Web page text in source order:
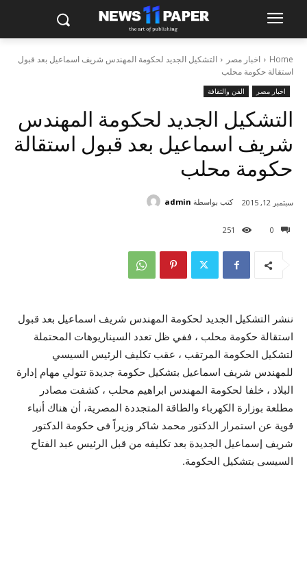
Home اخبار مصر
التشكيل الجديد لحكومة المهندس شريف اسماعيل بعد قبول
استقالة حكومة محلب
اخبار مصر الفن والثقافة
التشكيل الجديد لحكومة المهندس
شريف اسماعيل بعد قبول استقالة
حكومة محلب
0
251
سبتمبر 12, 2015 كتب بواسطة admin
ننشر التشكيل الجديد لحكومة المهندس شريف اسماعيل بعد قبول
استقالة حكومة محلب ، ففي ظل تعدد السيناريوهات المحتملة
لتشكيل الحكومة المرتقب ، عقب تكليف الرئيس السيسي
للمهندس شريف اسماعيل بتشكيل حكومة جديدة تتولي مهام إدارة
البلاد ، خلفا لحكومة المهندس ابراهيم محلب ، كشفت مصادر
مطلعة بوزارة الكهرباء والطاقة المتجددة المصرية، أن هناك أنباء
قوية عن استمرار الدكتور محمد شاكر وزيراً فى حكومة الدكتور
شريف إسماعيل الجديدة بعد تكليفه من قبل الرئيس عبد الفتاح
السيسى بتشكيل الحكومة.